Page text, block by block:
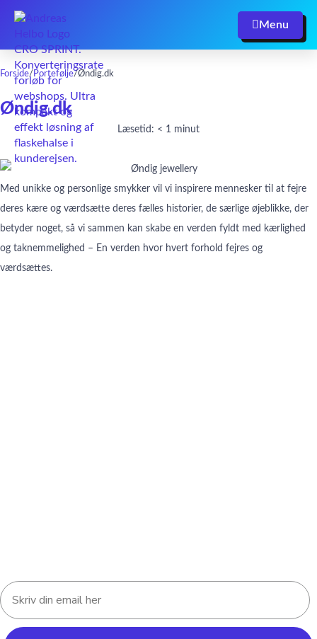
Menu
Forside/ Portefølje/Øndig.dk
Øndig.dk
Læsetid: < 1 minut
Med unikke og personlige smykker vil vi inspirere mennesker til at fejre
deres kære og værdsætte deres fælles historier, de særlige øjeblikke, der
betyder noget, så vi sammen kan skabe en verden fyldt med kærlighed
og taknemmelighed – En verden hvor hvert forhold fejres og
værdsættes.